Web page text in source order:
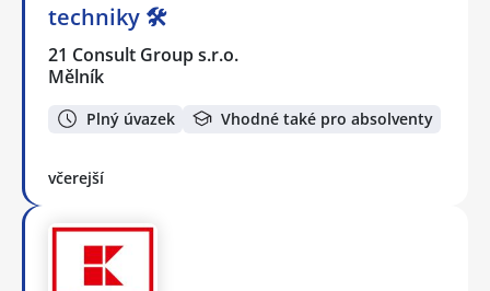
techniky 🛠️
21 Consult Group s.r.o.
Mělník
Plný úvazek Vhodné také pro absolventy
včerejší